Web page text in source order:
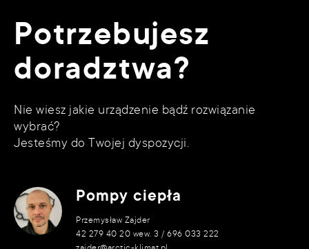
Potrzebujesz
doradztwa?
Nie wiesz jakie urządzenie bądź rozwiązanie
wybrać?
Jesteśmy do Twojej dyspozycji.
Pompy ciepła
Przemysław Zajder
42 279 40 20 wew. 3 / 696 033 222